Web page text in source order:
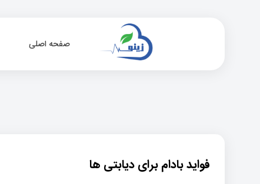
صفحه اصلی
فواید بادام برای دیابتی ها